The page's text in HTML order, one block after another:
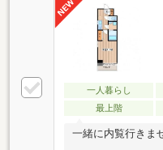
一人暮らし
最上階
一緒に内覧行きま